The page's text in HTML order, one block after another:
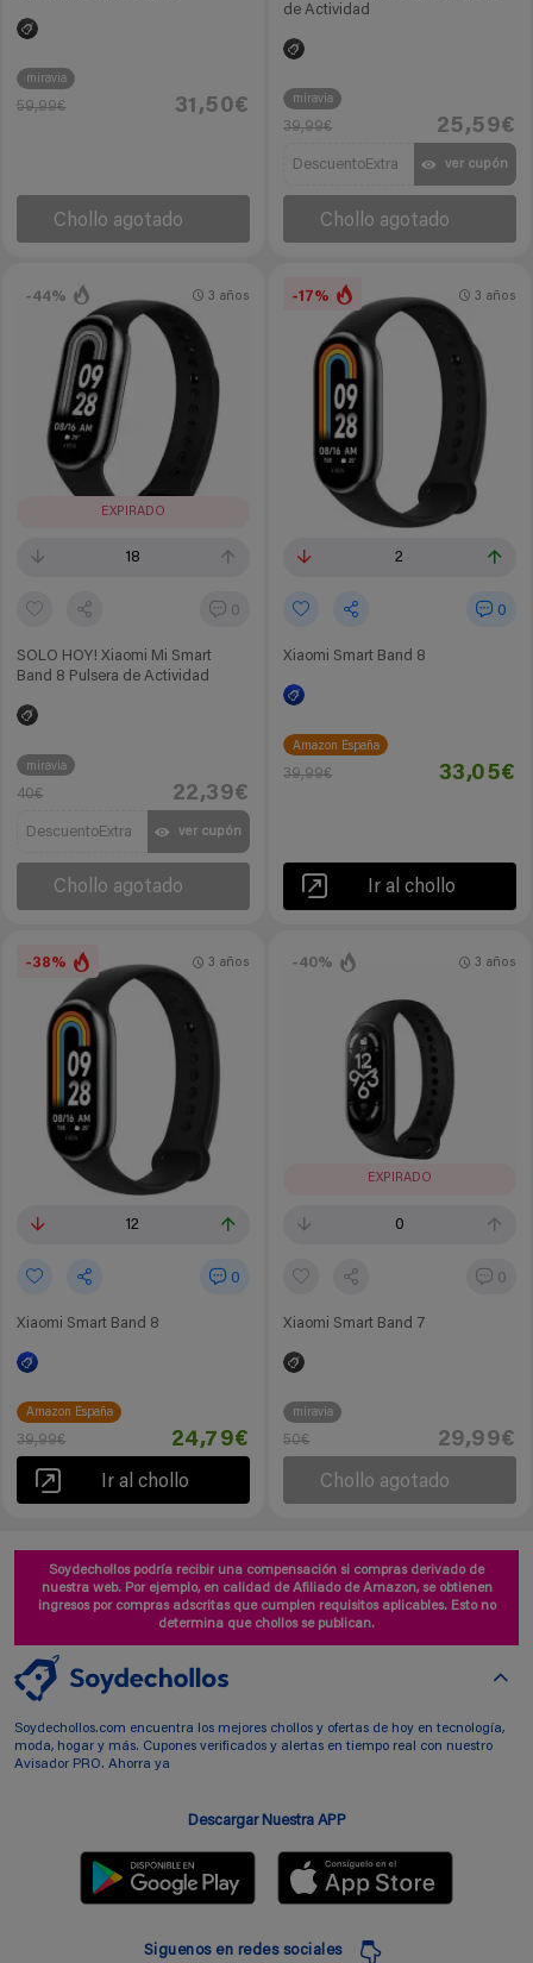
miravia
59,99€ 31,50€
Chollo agotado
de Actividad
miravia
39,99€ 25,59€
DescuentoExtra ver cupón
Chollo agotado
-44%
EXPIRADO
18
0
SOLO HOY! Xiaomi Mi Smart
Band 8 Pulsera de Actividad
3 años
miravia
40€ 22,39€
DescuentoExtra ver cupón
Chollo agotado
-17%
2
0
Xiaomi Smart Band 8
3 años
Amazon España
39,99€ 33,05€
Ir al chollo
-38%
12
0
Xiaomi Smart Band 8
3 años
Amazon España
39,99€ 24,79€
Ir al chollo
-40%
EXPIRADO
0
0
Xiaomi Smart Band 7
3 años
miravia
50€ 29,99€
Chollo agotado
Soydechollos podría recibir una compensación si compras derivado de
nuestra web. Por ejemplo, en calidad de Afiliado de Amazon, se obtienen
ingresos por compras adscritas que cumplen requisitos aplicables. Esto no
determina que chollos se publican.
Soydechollos.com encuentra los mejores chollos y ofertas de hoy en tecnología,
moda, hogar y más. Cupones verificados y alertas en tiempo real con nuestro
Avisador PRO. Ahorra ya
Descargar Nuestra APP
Siguenos en redes sociales